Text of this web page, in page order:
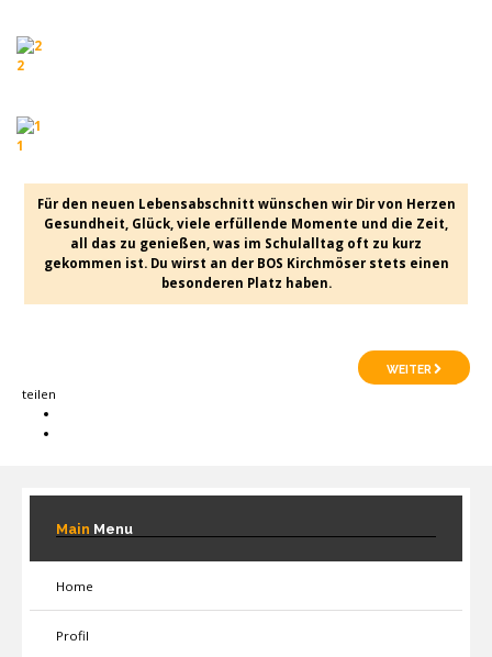
2
1
Für den neuen Lebensabschnitt wünschen wir Dir von Herzen
Gesundheit, Glück, viele erfüllende Momente und die Zeit,
all das zu genießen, was im Schulalltag oft zu kurz
gekommen ist. Du wirst an der BOS Kirchmöser stets einen
besonderen Platz haben.
WEITER
teilen
Main Menu
Home
Profil